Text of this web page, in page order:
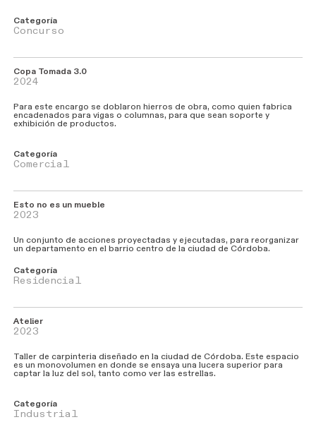
Categoría
Concurso
Copa Tomada 3.0
2024
Para este encargo se doblaron hierros de obra, como quien fabrica
encadenados para vigas o columnas, para que sean soporte y
exhibición de productos.
Categoría
Comercial
Esto no es un mueble
2023
Un conjunto de acciones proyectadas y ejecutadas, para reorganizar
un departamento en el barrio centro de la ciudad de Córdoba.
Categoría
Residencial
Atelier
2023
Taller de carpinteria diseñado en la ciudad de Córdoba. Este espacio
es un monovolumen en donde se ensaya una lucera superior para
captar la luz del sol, tanto como ver las estrellas.
Categoría
Industrial